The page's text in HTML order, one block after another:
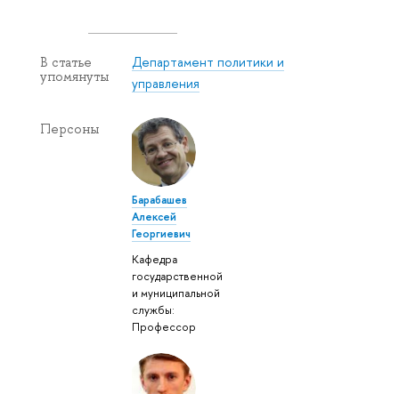
В статье
упомянуты
Департамент политики и
управления
Персоны
Барабашев
Алексей
Георгиевич
Кафедра
государственной
и муниципальной
службы:
Профессор